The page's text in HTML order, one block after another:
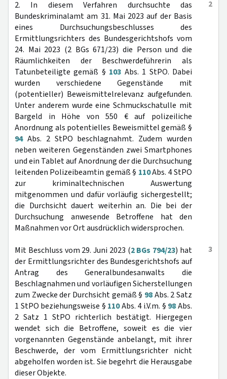
2
2. In diesem Verfahren durchsuchte das
Bundeskriminalamt am 31. Mai 2023 auf der Basis
eines Durchsuchungsbeschlusses des
Ermittlungsrichters des Bundesgerichtshofs vom
24. Mai 2023 (2 BGs 671/23) die Person und die
Räumlichkeiten der Beschwerdeführerin als
Tatunbeteiligte gemäß § 103 Abs. 1 StPO. Dabei
wurden verschiedene Gegenstände mit
(potentieller) Beweismittelrelevanz aufgefunden.
Unter anderem wurde eine Schmuckschatulle mit
Bargeld in Höhe von 550 € auf polizeiliche
Anordnung als potentielles Beweismittel gemäß §
94Abs. 2 StPO beschlagnahmt. Zudem wurden
neben weiteren Gegenständen zwei Smartphones
und ein Tablet auf Anordnung der die Durchsuchung
leitenden Polizeibeamtin gemäß § 110Abs. 4 StPO
zur kriminaltechnischen Auswertung
mitgenommen und dafür vorläufig sichergestellt;
die Durchsicht dauert weiterhin an. Die bei der
Durchsuchung anwesende Betroffene hat den
Maßnahmen vor Ort ausdrücklich widersprochen.
3
Mit Beschluss vom 29. Juni 2023 (2 BGs 794/23) hat
der Ermittlungsrichter des Bundesgerichtshofs auf
Antrag des Generalbundesanwalts die
Beschlagnahmen und vorläufigen Sicherstellungen
zum Zwecke der Durchsicht gemäß § 98Abs. 2 Satz
1 StPO beziehungsweise § 110Abs. 4 i.V.m. § 98Abs.
2 Satz 1 StPO richterlich bestätigt. Hiergegen
wendet sich die Betroffene, soweit es die vier
vorgenannten Gegenstände anbelangt, mit ihrer
Beschwerde, der vom Ermittlungsrichter nicht
abgeholfen worden ist. Sie begehrt die Herausgabe
dieser Objekte.